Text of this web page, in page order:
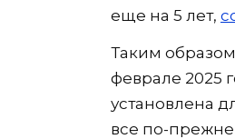
еще на 5 лет,
Таким
феврале 2025
установлена
все по-